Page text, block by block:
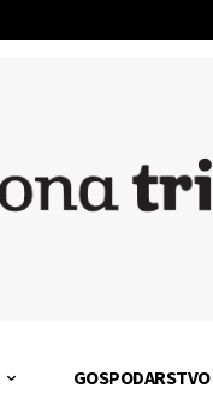
GOSPODARSTVO